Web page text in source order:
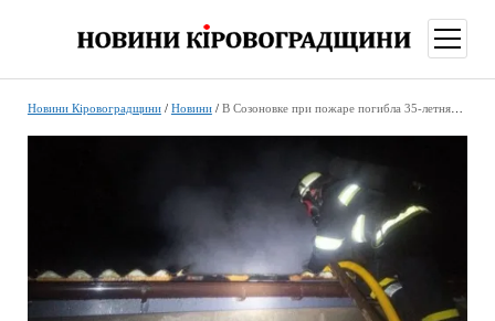
меню
Новини Кіровоградщини/ Новини/ В Созоновке при пожаре погибла 35-летняя женщина